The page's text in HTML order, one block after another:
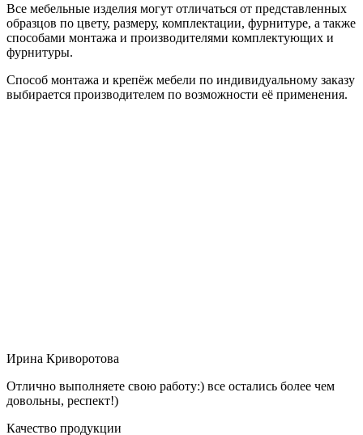
Все мебельные изделия могут отличаться от представленных
образцов по цвету, размеру, комплектации, фурнитуре, а также
способами монтажа и производителями комплектующих и
фурнитуры.
Способ монтажа и крепёж мебели по индивидуальному заказу
выбирается производителем по возможности её применения.
Ирина Криворотова
Отлично выполняете свою работу:) все остались более чем
довольны, респект!)
Качество продукции